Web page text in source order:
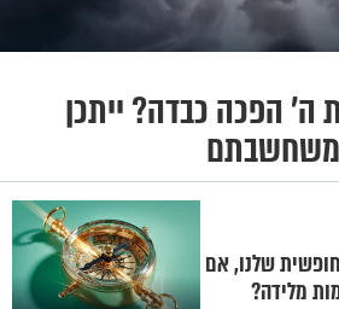
ה' הפכה כבדה? ייתכן
משחשבתם
שלנו, אם
מלידה?